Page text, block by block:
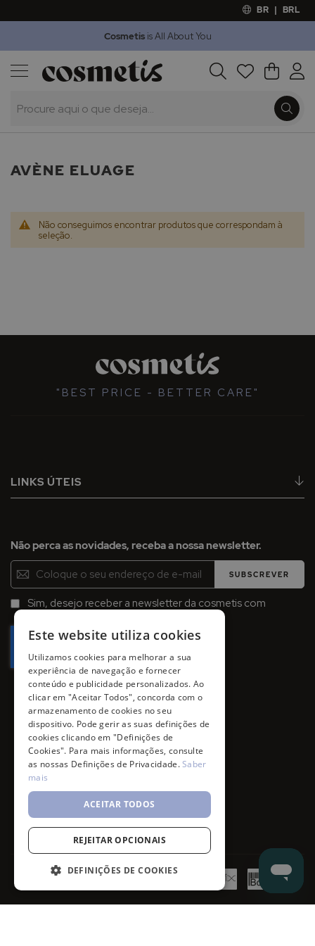
BR | BRL
Cosmetisis All About You
Procura O Meu
Outlet
AVÈNE ELUAGE
Não conseguimos encontrar produtos que correspondam à
seleção.
"BEST PRICE - BETTER CARE"
LINKS ÚTEIS
Não perca as novidades, receba a nossa newsletter.
Inscreva-
se
na
Newsletter:
SUBSCREVER
Sim, desejo receber a newsletter da cosmetis com
Este website utiliza cookies
Utilizamos cookies para melhorar a sua
experiência de navegação e fornecer
conteúdo e publicidade personalizados. Ao
clicar em "Aceitar Todos", concorda com o
armazenamento de cookies no seu
dispositivo. Pode gerir as suas definições de
cookies clicando em "Definições de
Cookies". Para mais informações, consulte
as nossas Definições de Privacidade.Saber
mais
ACEITAR TODOS
REJEITAR OPCIONAIS
DEFINIÇÕES DE COOKIES